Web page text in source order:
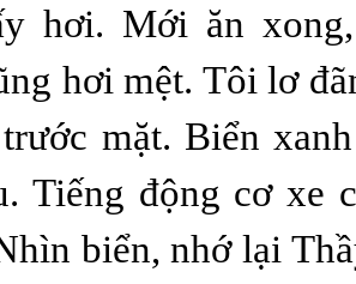
hơi. Mới ăn
hơi mệt. Tôi lơ
mặt. Biển
Tiếng động cơ xe
biển, nhớ lại